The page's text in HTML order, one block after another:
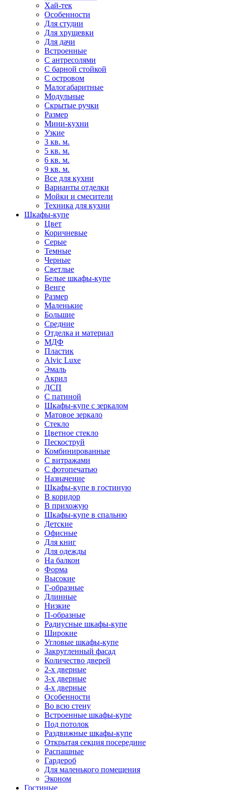
Хай-тек
Особенности
Для студии
Для хрущевки
Для дачи
Встроенные
С антресолями
С барной стойкой
С островом
Малогабаритные
Модульные
Скрытые ручки
Размер
Мини-кухни
Узкие
3 кв. м.
5 кв. м.
6 кв. м.
9 кв. м.
Все для кухни
Варианты отделки
Мойки и смесители
Техника для кухни
Шкафы-купе
Цвет
Коричневые
Серые
Темные
Черные
Светлые
Белые шкафы-купе
Венге
Размер
Маленькие
Большие
Средние
Отделка и материал
МДФ
Пластик
Alvic Luxe
Эмаль
Акрил
ДСП
С патиной
Шкафы-купе с зеркалом
Матовое зеркало
Стекло
Цветное стекло
Пескоструй
Комбинированные
С витражами
С фотопечатью
Назначение
Шкафы-купе в гостиную
В коридор
В прихожую
Шкафы-купе в спальню
Детские
Офисные
Для книг
Для одежды
На балкон
Форма
Высокие
Г-образные
Длинные
Низкие
П-образные
Радиусные шкафы-купе
Широкие
Угловые шкафы-купе
Закругленный фасад
Количество дверей
2-х дверные
3-х дверные
4-х дверные
Особенности
Во всю стену
Встроенные шкафы-купе
Под потолок
Раздвижные шкафы-купе
Открытая секция посередине
Распашные
Гардероб
Для маленького помещения
Эконом
Гостиные